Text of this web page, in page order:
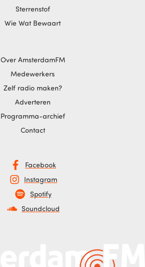
Sterrenstof
Wie Wat Bewaart
Over AmsterdamFM
Medewerkers
Zelf radio maken?
Adverteren
Programma-archief
Contact
Facebook
Instagram
Spotify
Soundcloud